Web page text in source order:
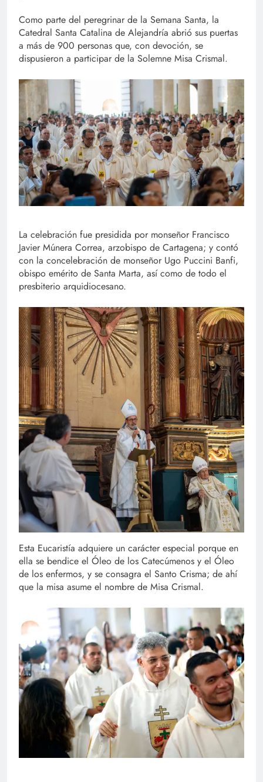
Como parte del peregrinar de la Semana Santa, la
Catedral Santa Catalina de Alejandría abrió sus puertas
a más de 900 personas que, con devoción, se
dispusieron a participar de la Solemne Misa Crismal.
La celebración fue presidida por monseñor Francisco
Javier Múnera Correa, arzobispo de Cartagena; y contó
con la concelebración de monseñor Ugo Puccini Banfi,
obispo emérito de Santa Marta, así como de todo el
presbiterio arquidiocesano.
Esta Eucaristía adquiere un carácter especial porque en
ella se bendice el Óleo de los Catecúmenos y el Óleo
de los enfermos, y se consagra el Santo Crisma; de ahí
que la misa asume el nombre de Misa Crismal.